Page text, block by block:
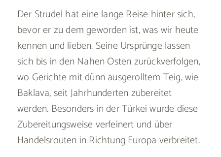
Der Strudel hat eine lange Reise hinter sich,
bevor er zu dem geworden ist, was wir heute
kennen und lieben. Seine Ursprünge lassen
sich bis in den Nahen Osten zurückverfolgen,
wo Gerichte mit dünn ausgerolltem Teig, wie
Baklava, seit Jahrhunderten zubereitet
werden. Besonders in der Türkei wurde diese
Zubereitungsweise verfeinert und über
Handelsrouten in Richtung Europa verbreitet.